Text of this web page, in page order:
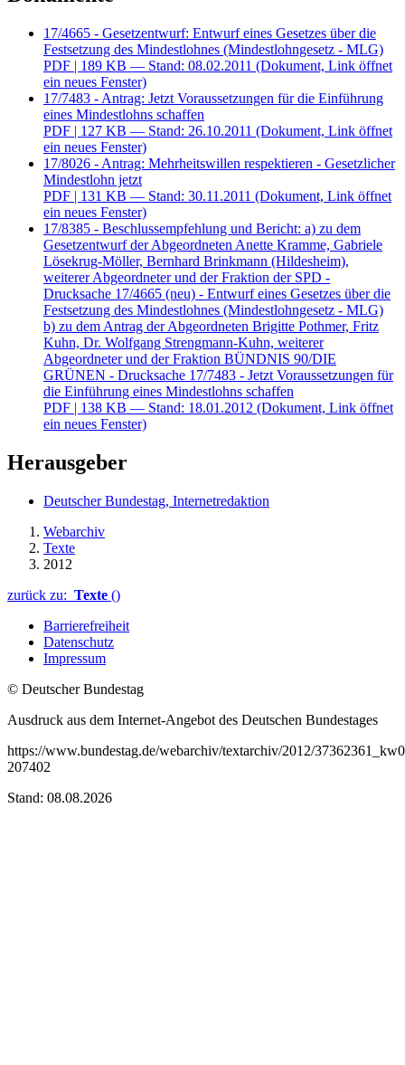
17/4665 - Gesetzentwurf: Entwurf eines Gesetzes über die
Festsetzung des Mindestlohnes (Mindestlohngesetz - MLG)
PDF | 189 KB — Stand: 08.02.2011 (Dokument, Link öffnet
ein neues Fenster)
17/7483 - Antrag: Jetzt Voraussetzungen für die Einführung
eines Mindestlohns schaffen
PDF | 127 KB — Stand: 26.10.2011 (Dokument, Link öffnet
ein neues Fenster)
17/8026 - Antrag: Mehrheitswillen respektieren - Gesetzlicher
Mindestlohn jetzt
PDF | 131 KB — Stand: 30.11.2011 (Dokument, Link öffnet
ein neues Fenster)
17/8385 - Beschlussempfehlung und Bericht: a) zu dem
Gesetzentwurf der Abgeordneten Anette Kramme, Gabriele
Lösekrug-Möller, Bernhard Brinkmann (Hildesheim),
weiterer Abgeordneter und der Fraktion der SPD -
Drucksache 17/4665 (neu) - Entwurf eines Gesetzes über die
Festsetzung des Mindestlohnes (Mindestlohngesetz - MLG)
b) zu dem Antrag der Abgeordneten Brigitte Pothmer, Fritz
Kuhn, Dr. Wolfgang Strengmann-Kuhn, weiterer
Abgeordneter und der Fraktion BÜNDNIS 90/DIE
GRÜNEN - Drucksache 17/7483 - Jetzt Voraussetzungen für
die Einführung eines Mindestlohns schaffen
PDF | 138 KB — Stand: 18.01.2012 (Dokument, Link öffnet
ein neues Fenster)
Herausgeber
Deutscher Bundestag, Internetredaktion
Webarchiv
Texte
2012
zurück zu: Texte ()
Barrierefreiheit
Datenschutz
Impressum
© Deutscher Bundestag
Ausdruck aus dem Internet-Angebot des Deutschen Bundestages
https://www.bundestag.de/webarchiv/textarchiv/2012/
207402
Stand: 08.08.2026